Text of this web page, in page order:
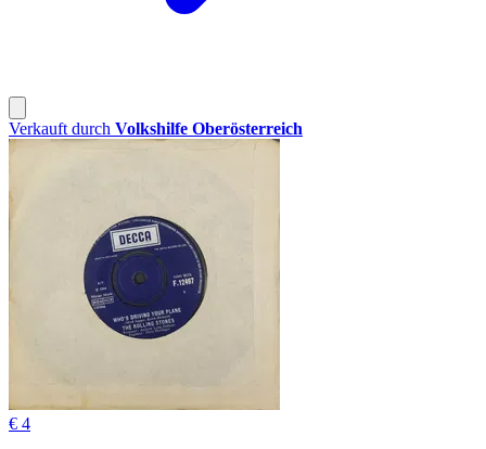
Verkauft durch Volkshilfe Oberösterreich
€ 4